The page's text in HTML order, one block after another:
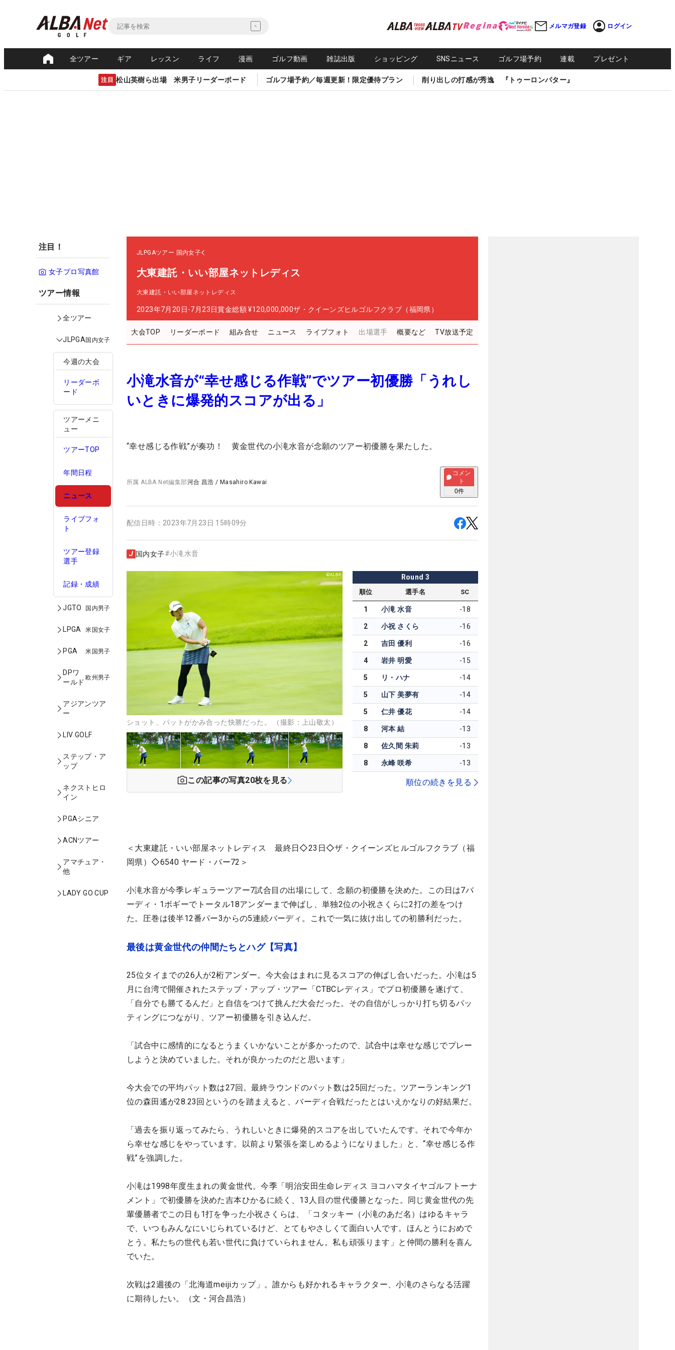
メルマガ登録 ログイン
全ツアー ギア レッスン ライフ 漫画 ゴルフ動画 雑誌出版 ショッピング SNSニュース ゴルフ場予約 連載 プレゼント
注目 松山英樹ら出場 米男子リーダーボード ゴルフ場予約／毎週更新！限定優待プラン 削り出しの打感が秀逸 『トゥーロンパター』
注目！
女子プロ写真館
ツアー情報
全ツアー
JLPGA国内女子
今週の大会
リーダーボ
ード
ツアーメニ
ュー
ツアーTOP
年間日程
ニュース
ライブフォ
ト
ツアー登録
選手
記録・成績
JGTO 国内男子
LPGA 米国女子
PGA 米国男子
DPワ
ールド
欧州男子
アジアンツア
ー
LIV GOLF
ステップ・ア
ップ
ネクストヒロ
イン
PGAシニア
ACNツアー
アマチュア・
他
LADY GO CUP
JLPGAツアー 国内女子
大東建託・いい部屋ネットレディス
大東建託・いい部屋ネットレディス
2023年7月20日-7月23日賞金総額 ¥120,000,000ザ・クイーンズヒルゴルフクラブ（福岡県）
大会TOP リーダーボード 組み合せ ニュース ライブフォト 出場選手 概要など TV放送予定
小滝水音が“幸せ感じる作戦”でツアー初優勝「うれし
いときに爆発的スコアが出る」
“幸せ感じる作戦”が奏功！ 黄金世代の小滝水音が念願のツアー初優勝を果たした。
所属ALBA Net編集部河合 昌浩 / Masahiro Kawai
コメン
ト
0件
配信日時： 2023年7月23日 15時09分
国内女子#小滝水音
ショット、パットがかみ合った快勝だった。 （撮影：上山敬太）
この記事の写真20枚を見る
Round 3
順位 選手名 SC
1 小滝 水音 -18
2 小祝 さくら -16
2 吉田 優利 -16
4 岩井 明愛 -15
5 リ・ハナ -14
5 山下 美夢有 -14
5 仁井 優花 -14
8 河本 結 -13
8 佐久間 朱莉 -13
8 永峰 咲希 -13
順位の続きを見る
＜大東建託・いい部屋ネットレディス 最終日◇23日◇ザ・クイーンズヒルゴルフクラブ（福
岡県）◇6540 ヤード・パー72＞
小滝水音が今季レギュラーツアー7試合目の出場にして、念願の初優勝を決めた。この日は7バ
ーディ・1ボギーでトータル18アンダーまで伸ばし、単独2位の小祝さくらに2打の差をつけ
た。圧巻は後半12番パー3からの5連続バーディ。これで一気に抜け出しての初勝利だった。
最後は黄金世代の仲間たちとハグ【写真】
25位タイまでの26人が2桁アンダー。今大会はまれに見るスコアの伸ばし合いだった。小滝は5
月に台湾で開催されたステップ・アップ・ツアー「CTBCレディス」でプロ初優勝を遂げて、
「自分でも勝てるんだ」と自信をつけて挑んだ大会だった。その自信がしっかり打ち切るパッ
ティングにつながり、ツアー初優勝を引き込んだ。
「試合中に感情的になるとうまくいかないことが多かったので、試合中は幸せな感じでプレー
しようと決めていました。それが良かったのだと思います」
今大会での平均パット数は27回。最終ラウンドのパット数は25回だった。ツアーランキング1
位の森田遙が28.23回というのを踏まえると、バーディ合戦だったとはいえかなりの好結果だ。
「過去を振り返ってみたら、うれしいときに爆発的スコアを出していたんです。それで今年か
ら幸せな感じをやっています。以前より緊張を楽しめるようになりました」と、“幸せ感じる作
戦”を強調した。
小滝は1998年度生まれの黄金世代。今季「明治安田生命レディス ヨコハマタイヤゴルフトーナ
メント」で初優勝を決めた吉本ひかるに続く、13人目の世代優勝となった。同じ黄金世代の先
輩優勝者でこの日も1打を争った小祝さくらは、「コタッキー（小滝のあだ名）はゆるキャラ
で、いつもみんなにいじられているけど、とてもやさしくて面白い人です。ほんとうにおめで
とう。私たちの世代も若い世代に負けていられません。私も頑張ります」と仲間の勝利を喜ん
でいた。
次戦は2週後の「北海道meijiカップ」。誰からも好かれるキャラクター、小滝のさらなる活躍
に期待したい。（文・河合昌浩）